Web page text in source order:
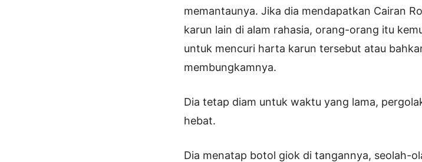
memantaunya. Jika dia mendapatkan Cairan
karun lain di alam rahasia, orang-orang itu
untuk mencuri harta karun tersebut atau
membungkamnya.
Dia tetap diam untuk waktu yang lama,
hebat.
Dia menatap botol giok di tangannya, seolah-